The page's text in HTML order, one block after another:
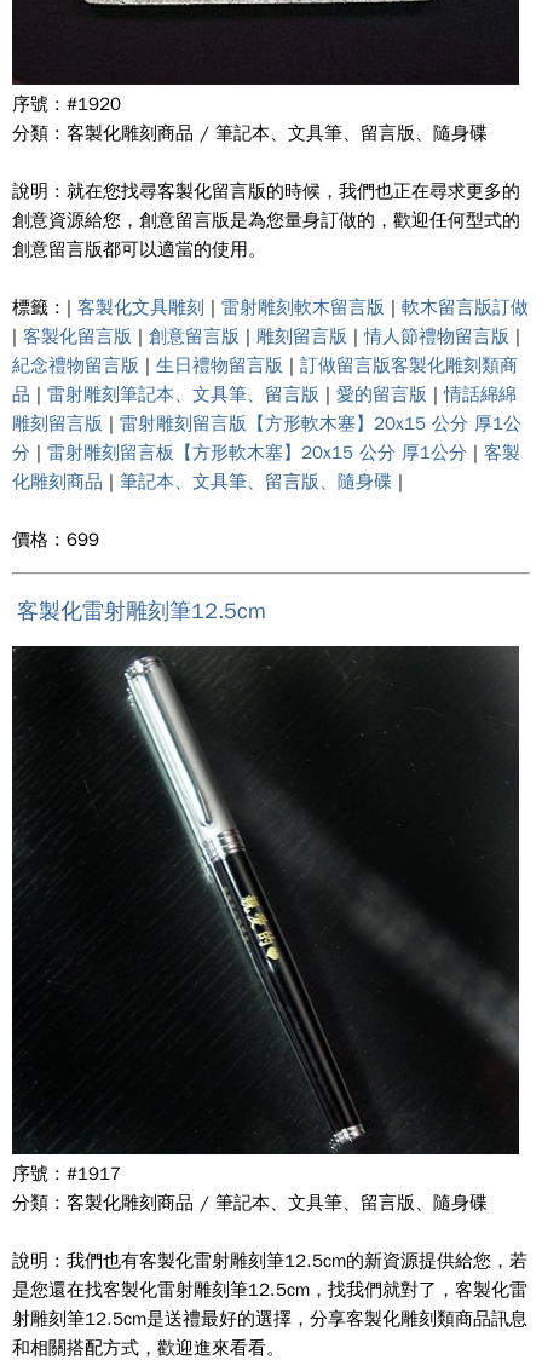
序號 : #1920
分類 : 客製化雕刻商品 / 筆記本、文具筆、留言版、隨身碟
說明 : 就在您找尋客製化留言版的時候，我們也正在尋求更多的
創意資源給您，創意留言版是為您量身訂做的，歡迎任何型式的
創意留言版都可以適當的使用。
標籤 : | 客製化文具雕刻 | 雷射雕刻軟木留言版 | 軟木留言版訂做
| 客製化留言版 | 創意留言版 | 雕刻留言版 |情人節禮物留言版 |
紀念禮物留言版 | 生日禮物留言版 | 訂做留言版客製化雕刻類商
品 | 雷射雕刻筆記本、文具筆、留言版 | 愛的留言版 |情話綿綿
雕刻留言版 | 雷射雕刻留言版【方形軟木塞】20x15 公分 厚1公
分 | 雷射雕刻留言板【方形軟木塞】20x15 公分 厚1公分 | 客製
化雕刻商品 | 筆記本、文具筆、留言版、隨身碟 |
價格 : 699
客製化雷射雕刻筆12.5cm
序號 : #1917
分類 : 客製化雕刻商品 / 筆記本、文具筆、留言版、隨身碟
說明 : 我們也有客製化雷射雕刻筆12.5cm的新資源提供給您，若
是您還在找客製化雷射雕刻筆12.5cm，找我們就對了，客製化雷
射雕刻筆12.5cm是送禮最好的選擇，分享客製化雕刻類商品訊息
和相關搭配方式，歡迎進來看看。